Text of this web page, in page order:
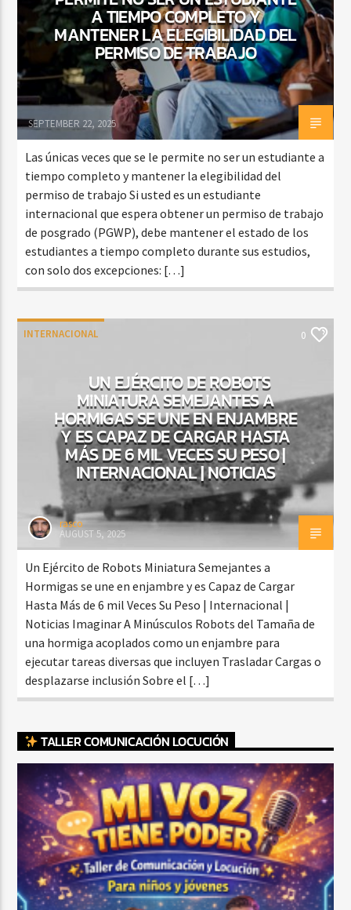
A TIEMPO COMPLETO Y
MANTENER LA ELEGIBILIDAD DEL
PERMISO DE TRABAJO
SEPTEMBER 22, 2025
Las únicas veces que se le permite no ser un estudiante a
tiempo completo y mantener la elegibilidad del
permiso de trabajo Si usted es un estudiante
internacional que espera obtener un permiso de trabajo
de posgrado (PGWP), debe mantener el estado de los
estudiantes a tiempo completo durante sus estudios,
con solo dos excepciones: […]
INTERNACIONAL 0
UN EJÉRCITO DE ROBOTS
MINIATURA SEMEJANTES A
HORMIGAS SE UNE EN ENJAMBRE
Y ES CAPAZ DE CARGAR HASTA
MÁS DE 6 MIL VECES SU PESO |
INTERNACIONAL | NOTICIAS
rasco
AUGUST 5, 2025
Un Ejército de Robots Miniatura Semejantes a
Hormigas se une en enjambre y es Capaz de Cargar
Hasta Más de 6 mil Veces Su Peso | Internacional |
Noticias Imaginar A Minúsculos Robots del Tamaña de
una hormiga acoplados como un enjambre para
ejecutar tareas diversas que incluyen Trasladar Cargas o
desplazarse inclusión Sobre el […]
TALLER COMUNICACIÓN LOCUCIÓN